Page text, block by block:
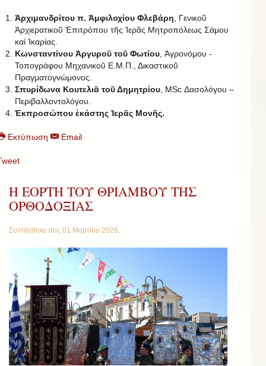
Ἀρχιμανδρίτου π. Ἀμφιλοχίου Φλεβάρη, Γενικοῦ
Ἀρχιερατικοῦ Ἐπιτρόπου τῆς Ἱερᾶς Μητροπόλεως Σάμου
καί Ἰκαρίας.
Κωνσταντίνου Ἀργυροῦ τοῦ Φωτίου, Ἀγρονόμου -
Τοπογράφου Μηχανικοῦ Ε.Μ.Π., Δικαστικοῦ
Πραγματογνώμονος.
Σπυρίδωνα Κουτελιᾶ τοῦ Δημητρίου, MSc Δασολόγου –
Περιβαλλοντολόγου.
Ἐκπροσώπου ἑκάστης Ἱερᾶς Μονῆς.
Εκτύπωση Email
Η ΕΟΡΤΗ ΤΟΥ ΘΡΙΑΜΒΟΥ ΤΗΣ
ΟΡΘΟΔΟΞΙΑΣ
Συντάχθηκε στις 01 Μαρτίου 2026.